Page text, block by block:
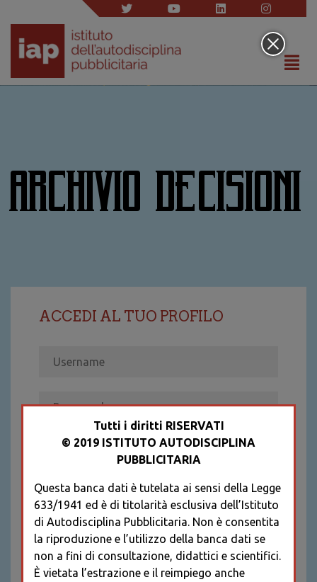
ARCHIVIO DECISIONI
ACCEDI AL TUO PROFILO
Recupera password
REGISTRATI
* I CAMPI CONTRASSEGNATI SONO
OBBLIGATORI
Tutti i diritti RISERVATI
© 2019 ISTITUTO AUTODISCIPLINA
PUBBLICITARIA
Questa banca dati è tutelata ai sensi della Legge
633/1941 ed è di titolarità esclusiva dell’Istituto
di Autodisciplina Pubblicitaria. Non è consentita
la riproduzione e l’utilizzo della banca dati se
non a fini di consultazione, didattici e scientifici.
È vietata l’estrazione e il reimpiego anche